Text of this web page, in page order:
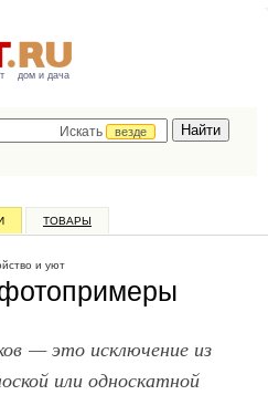
дом и дача
Искать
везде
ТОВАРЫ
и уют
— это исключение из
или односкатной